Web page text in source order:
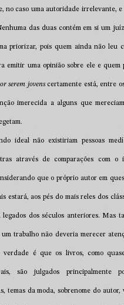
no caso uma autoridade irrelevante, e
das duas contém em si um
priorizar, pois quem ainda não leu
emitir uma opinião sobre ele e quem
serem jovenscertamente está, entre
imerecida a alguns que mereciam
ideal não existiriam pessoas
através de comparações com o
que o próprio autor em
estará, aos pés do mais reles dos
legados dos séculos anteriores. Mas
trabalho não deveria merecer
é que os livros, como
são julgados principalmente
temas da moda, sobrenome do autor,